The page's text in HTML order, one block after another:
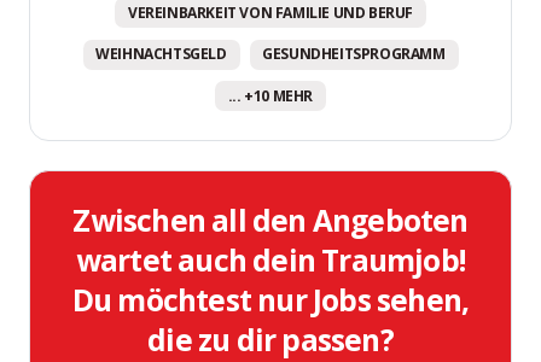
VEREINBARKEIT VON FAMILIE UND BERUF
WEIHNACHTSGELD GESUNDHEITSPROGRAMM
... +10 MEHR
Zwischen all den Angeboten
wartet auch dein Traumjob!
Du möchtest nur Jobs sehen,
die zu dir passen?